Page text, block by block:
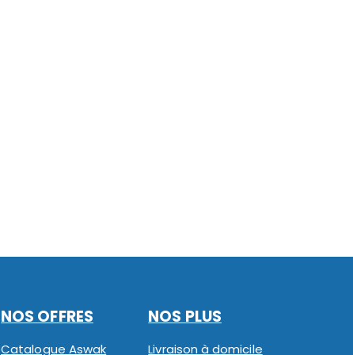
NOS OFFRES
Catalogue Aswak
NOS PLUS
Livraison à domicile